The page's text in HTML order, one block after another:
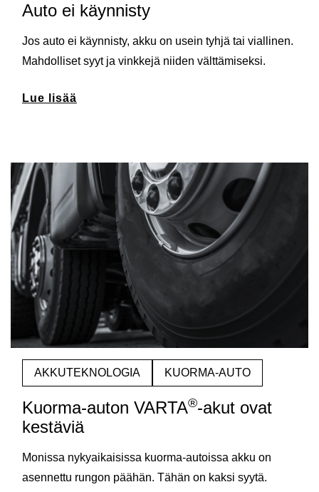
Auto ei käynnisty
Jos auto ei käynnisty, akku on usein tyhjä tai viallinen.
Mahdolliset syyt ja vinkkejä niiden välttämiseksi.
Lue lisää
AKKUTEKNOLOGIA KUORMA-AUTO
Kuorma-auton VARTA®-akut ovat
kestäviä
Monissa nykyaikaisissa kuorma-autoissa akku on
asennettu rungon päähän. Tähän on kaksi syytä.